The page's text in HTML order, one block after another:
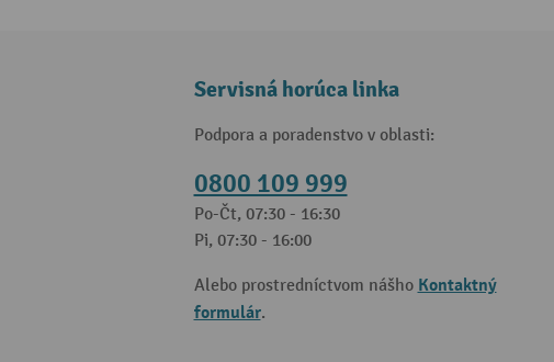
Servisná horúca linka
Podpora a poradenstvo v oblasti:
0800 109 999
Po-Čt, 07:30 - 16:30
Pi, 07:30 - 16:00
Alebo prostredníctvom nášho Kontaktný
formulár.